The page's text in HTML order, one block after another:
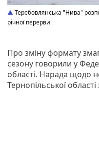
Теребовлянська "Нива"
річної перерви
Про зміну формату
сезону говорили у
області. Нарада щодо
Тернопільської